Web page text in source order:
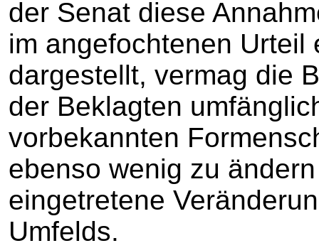
der Senat diese
im angefochtenen
dargestellt, vermag die
der Beklagten
vorbekannten
ebenso wenig zu
eingetretene
Umfelds.